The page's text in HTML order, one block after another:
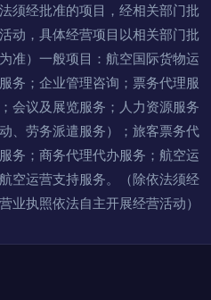
须经批准的项目，经相关部门批
动，具体经营项目以相关部门批
准）一般项目：航空国际货物运
务；企业管理咨询；票务代理服
会议及展览服务；人力资源服务
、劳务派遣服务）；旅客票务代
务；商务代理代办服务；航空运
空运营支持服务。（除依法须经
业执照依法自主开展经营活动）